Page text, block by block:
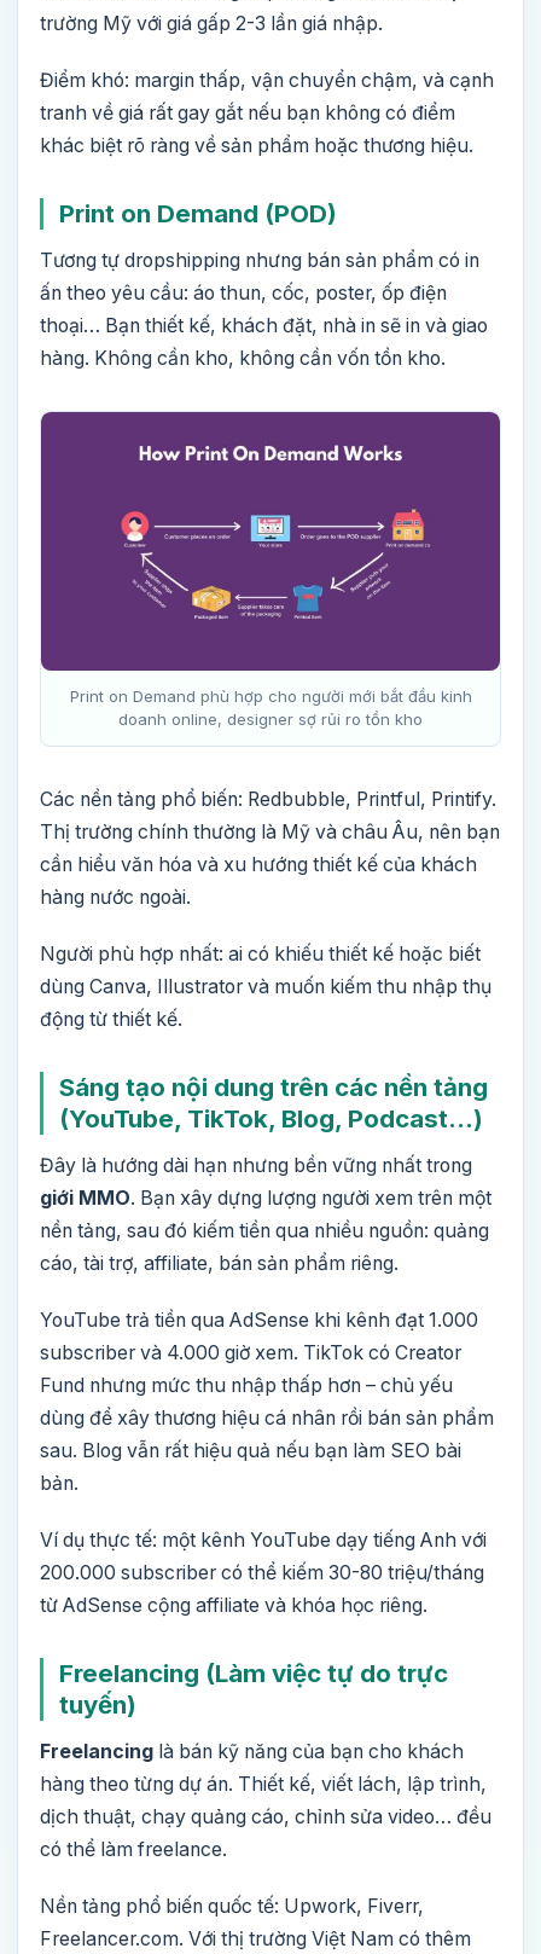
trường Mỹ với giá gấp 2-3 lần giá nhập.
Điểm khó: margin thấp, vận chuyển chậm, và cạnh
tranh về giá rất gay gắt nếu bạn không có điểm
khác biệt rõ ràng về sản phẩm hoặc thương hiệu.
Print on Demand (POD)
Tương tự dropshipping nhưng bán sản phẩm có in
ấn theo yêu cầu: áo thun, cốc, poster, ốp điện
thoại… Bạn thiết kế, khách đặt, nhà in sẽ in và giao
hàng. Không cần kho, không cần vốn tồn kho.
Print on Demand phù hợp cho người mới bắt đầu kinh
doanh online, designer sợ rủi ro tồn kho
Các nền tảng phổ biến: Redbubble, Printful, Printify.
Thị trường chính thường là Mỹ và châu Âu, nên bạn
cần hiểu văn hóa và xu hướng thiết kế của khách
hàng nước ngoài.
Người phù hợp nhất: ai có khiếu thiết kế hoặc biết
dùng Canva, Illustrator và muốn kiếm thu nhập thụ
động từ thiết kế.
Sáng tạo nội dung trên các nền tảng
(YouTube, TikTok, Blog, Podcast…)
Đây là hướng dài hạn nhưng bền vững nhất trong
giới MMO. Bạn xây dựng lượng người xem trên một
nền tảng, sau đó kiếm tiền qua nhiều nguồn: quảng
cáo, tài trợ, affiliate, bán sản phẩm riêng.
YouTube trả tiền qua AdSense khi kênh đạt 1.000
subscriber và 4.000 giờ xem. TikTok có Creator
Fund nhưng mức thu nhập thấp hơn – chủ yếu
dùng để xây thương hiệu cá nhân rồi bán sản phẩm
sau. Blog vẫn rất hiệu quả nếu bạn làm SEO bài
bản.
Ví dụ thực tế: một kênh YouTube dạy tiếng Anh với
200.000 subscriber có thể kiếm 30-80 triệu/tháng
từ AdSense cộng affiliate và khóa học riêng.
Freelancing (Làm việc tự do trực
tuyến)
Freelancing là bán kỹ năng của bạn cho khách
hàng theo từng dự án. Thiết kế, viết lách, lập trình,
dịch thuật, chạy quảng cáo, chỉnh sửa video… đều
có thể làm freelance.
Nền tảng phổ biến quốc tế: Upwork, Fiverr,
Freelancer.com. Với thị trường Việt Nam có thêm